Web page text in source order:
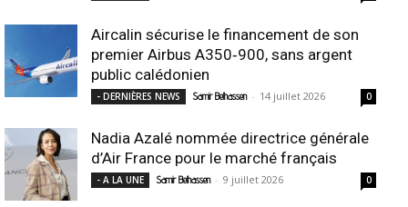
Aircalin sécurise le financement de son
premier Airbus A350‑900, sans argent
public calédonien
- DERNIÈRES NEWS Samir Belhassen - 14 juillet 2026 0
Nadia Azalé nommée directrice générale
d’Air France pour le marché français
- A LA UNE Samir Belhassen - 9 juillet 2026 0